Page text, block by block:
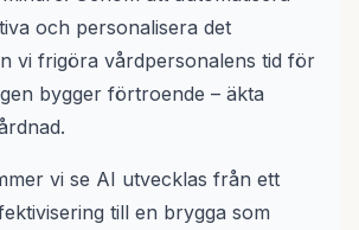
och personalisera det
vi frigöra vårdpersonalens tid för
bygger förtroende – äkta
vi se AI utvecklas från ett
till en brygga som